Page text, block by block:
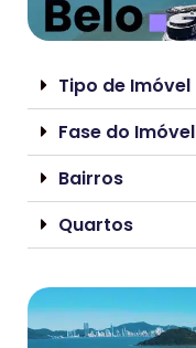
Tipo de Imóvel
Fase do Imóvel
Bairros
Quartos